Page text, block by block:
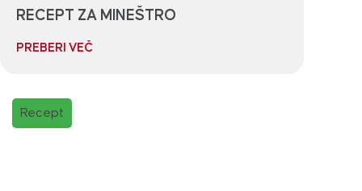
RECEPT ZA MINEŠTRO
PREBERI VEČ
Recept